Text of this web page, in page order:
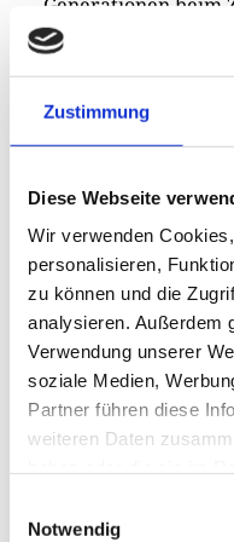
Zustimmung
Diese Webseite
Wir verwenden
personalisieren,
zu können und die
analysieren. Außerdem
Verwendung unserer
soziale Medien,
Partner führen diese
weiteren Daten
Notwendig
tatsächlich die
Immer noch?
automatisch
neugierige "burger
1992 am
Filiale in Peking.
Backlash ein: eine
Monotonisierung
Heute sind Burger
(jüngeren)
Individualisierung
siehe altdeutsche
Glück. Frankreich,